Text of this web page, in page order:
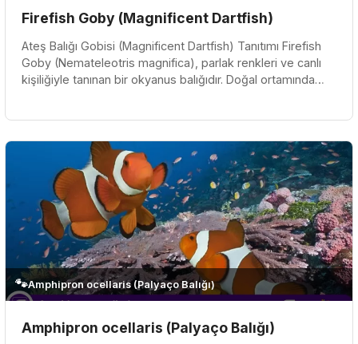
Firefish Goby (Magnificent Dartfish)
Ateş Balığı Gobisi (Magnificent Dartfish) Tanıtımı Firefish
Goby (Nemateleotris magnifica), parlak renkleri ve canlı
kişiliğiyle tanınan bir okyanus balığıdır. Doğal ortamında
🐾Amphipron ocellaris (Palyaço Balığı)
Amphipron ocellaris (Palyaço Balığı)